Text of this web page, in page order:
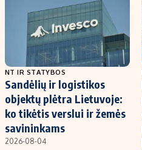
NT IR STATYBOS
Sandėlių ir logistikos
objektų plėtra Lietuvoje:
ko tikėtis verslui ir žemės
savininkams
2026-08-04